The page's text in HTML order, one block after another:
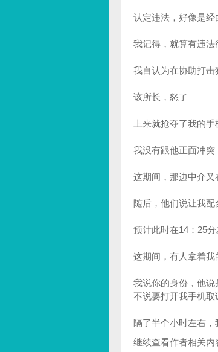
认定违法，好像是
我记得，就算有违法
我自认为在协助打击
该所长，怒了
上来就抢夺了我的
我没有跟他正面冲突
这期间，那边中介又
随后，他们说让我配
预计此时在14：25分
这期间，有人拿着我
我说你的身份，他
不说要打开我手机取
隔了半个小时左右
继续查看作者相关内